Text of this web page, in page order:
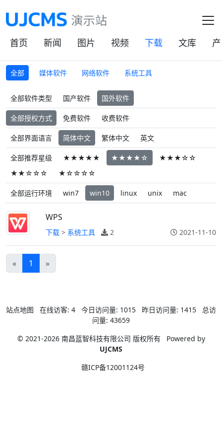
首页 新闻 图片 视频 下载 文库
全部 媒体软件 网络软件 系统工具
全部软件类型 国产软件 国外软件
全部授权方式 免费软件 收费软件
全部界面语言 简体中文 繁体中文 英文
全部推荐星级 ★★★★★ ★★★★☆
★★★☆☆
★★☆☆☆
★☆☆☆☆
全部运行环境 win7 win10 linux unix mac
WPS
下载 > 系统工具 2 2021-11-10
« 1 »
站点地图 在线访客: 4 今日访问量: 1015 昨日访问量: 1415
总访
问量: 43659
© 2021-2026 南昌蓝智科技有限公司 版权所有
Powered by
UJCMS
赣ICP备12001124号